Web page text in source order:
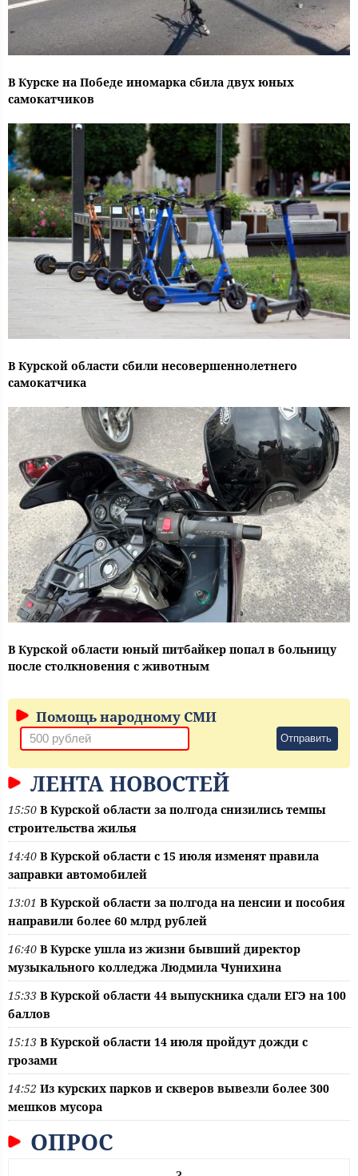
В Курске на Победе иномарка сбила двух юных
самокатчиков
В Курской области сбили несовершеннолетнего
самокатчика
В Курской области юный питбайкер попал в больницу
после столкновения с животным
Помощь народному СМИ
Отправить
ЛЕНТА НОВОСТЕЙ
15:50 В Курской области за полгода снизились темпы
строительства жилья
14:40 В Курской области с 15 июля изменят правила
заправки автомобилей
13:01 В Курской области за полгода на пенсии и пособия
направили более 60 млрд рублей
16:40 В Курске ушла из жизни бывший директор
музыкального колледжа Людмила Чунихина
15:33 В Курской области 44 выпускника сдали ЕГЭ на 100
баллов
15:13 В Курской области 14 июля пройдут дожди с
грозами
14:52 Из курских парков и скверов вывезли более 300
мешков мусора
ОПРОС